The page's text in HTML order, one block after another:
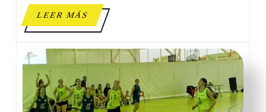
LEER MÁSLEER
MÁS